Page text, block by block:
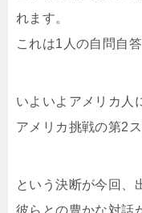
れます。
これは1人の自問自
いよいよアメリカ人
アメリカ挑戦の第2
という決断が今回、
彼らとの豊かな対話